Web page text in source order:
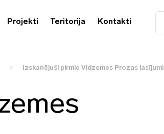
Projekti Teritorija Kontakti
Izskanējuši pirmie Vidzemes Prozas lasījumi